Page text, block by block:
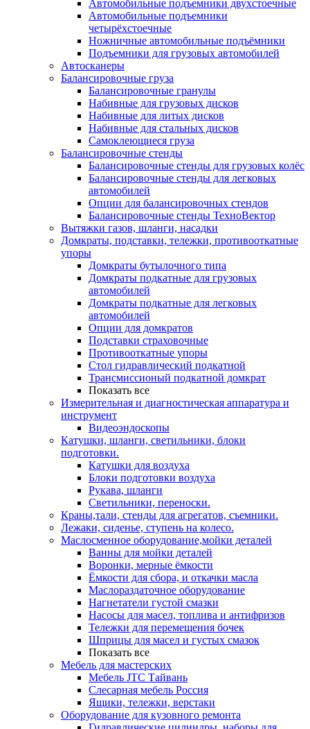
Автомобильные подъемники двухстоечные
Автомобильные подъемники
четырёхстоечные
Ножничные автомобильные подъёмники
Подъемники для грузовых автомобилей
Автосканеры
Балансировочные груза
Балансировочные гранулы
Набивные для грузовых дисков
Набивные для литых дисков
Набивные для стальных дисков
Самоклеющиеся груза
Балансировочные стенды
Балансировочные стенды для грузовых колёс
Балансировочные стенды для легковых
автомобилей
Опции для балансировочных стендов
Балансировочные стенды ТехноВектор
Вытяжки газов, шланги, насадки
Домкраты, подставки, тележки, противооткатные
упоры
Домкраты бутылочного типа
Домкраты подкатные для грузовых
автомобилей
Домкраты подкатные для легковых
автомобилей
Опции для домкратов
Подставки страховочные
Противооткатные упоры
Стол гидравлический подкатной
Трансмиссионый подкатной домкрат
Показать все
Измерительная и диагностическая аппаратура и
инструмент
Видеоэндоскопы
Катушки, шланги, светильники, блоки
подготовки.
Катушки для воздуха
Блоки подготовки воздуха
Рукава, шланги
Светильники, переноски.
Краны,тали, стенды для агрегатов, съемники.
Лежаки, сиденье, ступень на колесо.
Маслосменное оборудование,мойки деталей
Ванны для мойки деталей
Воронки, мерные ёмкости
Ёмкости для сбора, и откачки масла
Маслораздаточное оборудование
Нагнетатели густой смазки
Насосы для масел, топлива и антифризов
Тележки для перемещения бочек
Шприцы для масел и густых смазок
Показать все
Мебель для мастерских
Мебель JTC Тайвань
Слесарная мебель Россия
Ящики, тележки, верстаки
Оборудование для кузовного ремонта